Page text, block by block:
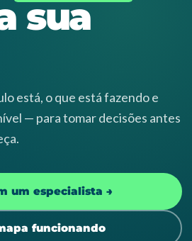
sua
está, o que está fazendo e
— para tomar decisões antes
um especialista →
funcionando